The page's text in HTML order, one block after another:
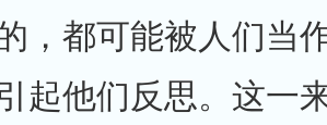
，都可能被人们当
起他们反思。这一